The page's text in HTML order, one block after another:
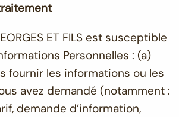
ET FILS est susceptible
Personnelles : (a)
fournir les informations ou les
avez demandé (notamment :
demande d’information,